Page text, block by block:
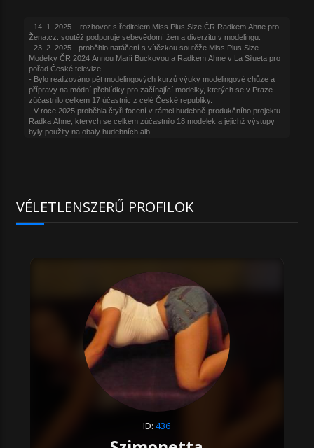
VÉLETLENSZERŰ PROFILOK
ID:436